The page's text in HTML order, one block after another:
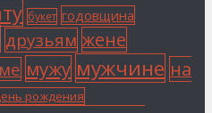
букет годовщина
друзьям жене
мужу мужчине на
рождения